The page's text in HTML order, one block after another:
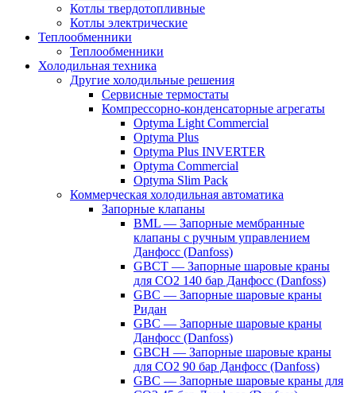
Котлы твердотопливные
Котлы электрические
Теплообменники
Теплообменники
Холодильная техника
Другие холодильные решения
Сервисные термостаты
Компрессорно-конденсаторные агрегаты
Optyma Light Commercial
Optyma Plus
Optyma Plus INVERTER
Optyma Commercial
Optyma Slim Pack
Коммерческая холодильная автоматика
Запорные клапаны
BML — Запорные мембранные
клапаны с ручным управлением
Данфосс (Danfoss)
GBCT — Запорные шаровые краны
для CO2 140 бар Данфосс (Danfoss)
GBC — Запорные шаровые краны
Ридан
GBC — Запорные шаровые краны
Данфосс (Danfoss)
GBCH — Запорные шаровые краны
для CO2 90 бар Данфосс (Danfoss)
GBC — Запорные шаровые краны для